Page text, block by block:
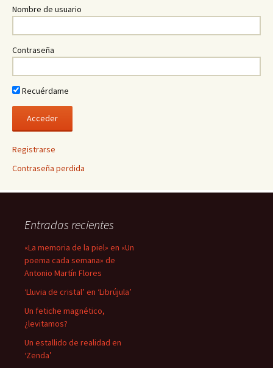
Nombre de usuario
Contraseña
Recuérdame
Registrarse
Contraseña perdida
Entradas recientes
«La memoria de la piel» en «Un
poema cada semana» de
Antonio Martín Flores
‘Lluvia de cristal’ en ‘Librújula’
Un fetiche magnético,
¿levitamos?
Un estallido de realidad en
‘Zenda’